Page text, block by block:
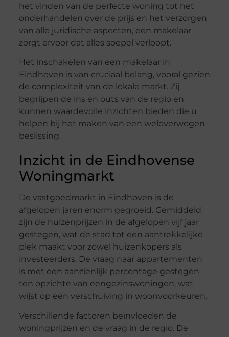
het vinden van de perfecte woning tot het
onderhandelen over de prijs en het verzorgen
van alle juridische aspecten, een makelaar
zorgt ervoor dat alles soepel verloopt.
Het inschakelen van een makelaar in
Eindhoven is van cruciaal belang, vooral gezien
de complexiteit van de lokale markt. Zij
begrijpen de ins en outs van de regio en
kunnen waardevolle inzichten bieden die u
helpen bij het maken van een weloverwogen
beslissing.
Inzicht in de Eindhovense
Woningmarkt
De vastgoedmarkt in Eindhoven is de
afgelopen jaren enorm gegroeid. Gemiddeld
zijn de huizenprijzen in de afgelopen vijf jaar
gestegen, wat de stad tot een aantrekkelijke
plek maakt voor zowel huizenkopers als
investeerders. De vraag naar appartementen
is met een aanzienlijk percentage gestegen
ten opzichte van eengezinswoningen, wat
wijst op een verschuiving in woonvoorkeuren.
Verschillende factoren beïnvloeden de
woningprijzen en de vraag in de regio. De